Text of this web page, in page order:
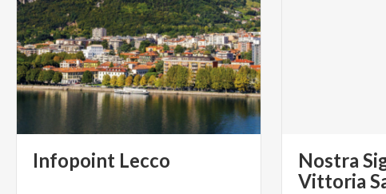
Infopoint Lecco
Nostra
Vittoria